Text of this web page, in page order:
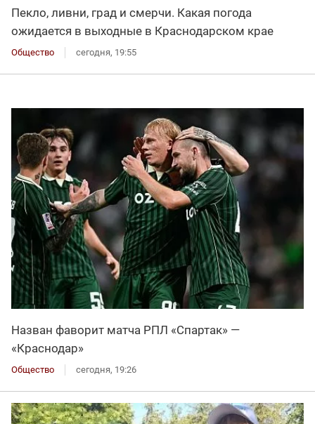
Пекло, ливни, град и смерчи. Какая погода
ожидается в выходные в Краснодарском крае
Общество сегодня, 19:55
Назван фаворит матча РПЛ «Спартак» —
«Краснодар»
Общество сегодня, 19:26